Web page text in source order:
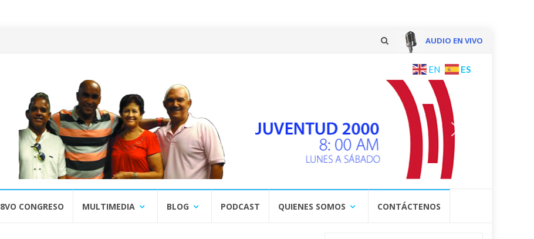
AUDIO EN VIVO
content
EN ES
8VO CONGRESO MULTIMEDIA BLOG PODCAST QUIENES SOMOS CONTÁCTENOS